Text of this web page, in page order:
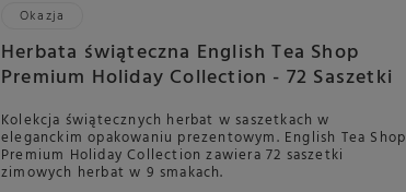
Okazja
Herbata świąteczna English Tea Shop
Premium Holiday Collection - 72 Saszetki
Kolekcja świątecznych herbat w saszetkach w
eleganckim opakowaniu prezentowym. English Tea Shop
Premium Holiday Collection zawiera 72 saszetki
zimowych herbat w 9 smakach.